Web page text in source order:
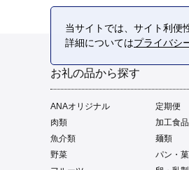
お礼の品から探す
ANAオリジナル 定期便
肉類
加工食品
魚介類
麺類
野菜
パン・
当サイトでは、サイト利便
詳細についてはプライバシ